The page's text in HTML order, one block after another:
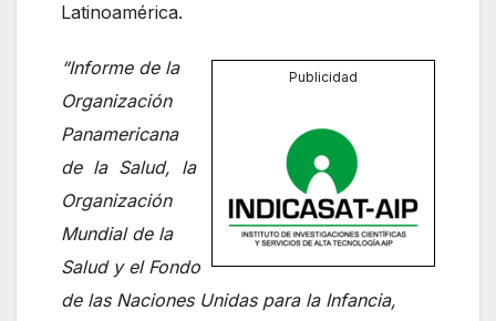
Latinoamérica.
Publicidad
“Informe de la
Organización
Panamericana
de la Salud, la
Organización
Mundial de la
Salud y el Fondo
de las Naciones Unidas para la Infancia,